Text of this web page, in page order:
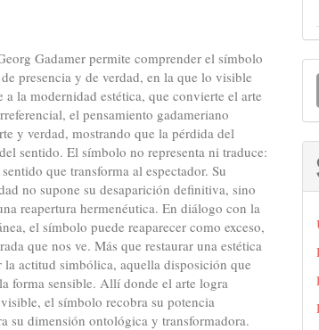
Gadamer permite comprender el símbolo
presencia y de verdad, en la que lo visible
la modernidad estética, que convierte el arte
el pensamiento gadameriano
y verdad, mostrando que la pérdida del
sentido. El símbolo no representa ni traduce:
que transforma al espectador. Su
no supone su desaparición definitiva, sino
reapertura hermenéutica. En diálogo con la
el símbolo puede reaparecer como exceso,
que nos ve. Más que restaurar una estética
la actitud simbólica, aquella disposición que
forma sensible. Allí donde el arte logra
el símbolo recobra su potencia
su dimensión ontológica y transformadora.